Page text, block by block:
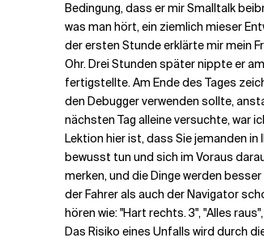
Bedingung, dass er mir Smalltalk
was man hört, ein ziemlich mieser
der ersten Stunde erklärte mir mein
Ohr. Drei Stunden später nippte er
fertigstellte. Am Ende des Tages
den Debugger verwenden sollte,
nächsten Tag alleine versuchte, war
Lektion hier ist, dass Sie jemanden in
bewusst tun und sich im Voraus
merken, und die Dinge werden
der Fahrer als auch der Navigator
hören wie: "Hart rechts. 3", "Alles
Das Risiko eines Unfalls wird durch